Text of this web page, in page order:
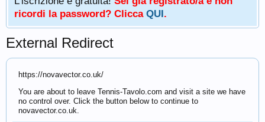
ricordi la password? Clicca QUI.
External Redirect
https://novavector.co.uk/
You are about to leave Tennis-Tavolo.com and visit a site we have
no control over. Click the button below to continue to
novavector.co.uk.